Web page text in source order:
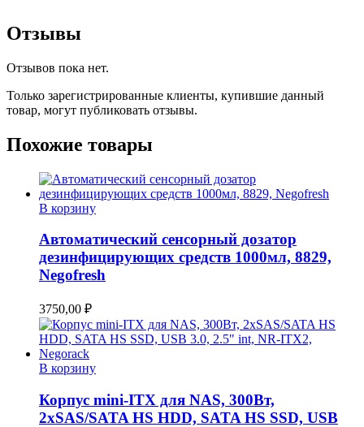
Отзывы
Отзывов пока нет.
Только зарегистрированные клиенты, купившие данный
товар, могут публиковать отзывы.
Похожие товары
В корзину
Автоматический сенсорный дозатор
дезинфицирующих средств 1000мл, 8829,
Negofresh
3750,00 ₽
В корзину
Корпус mini-ITX для NAS, 300Вт,
2xSAS/SATA HS HDD, SATA HS SSD, USB